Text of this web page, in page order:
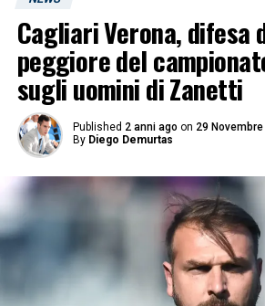
Cagliari Verona, difesa
peggiore del
sugli uomini di Zanetti
Published 2 anni ago on 29
By Diego Demurtas